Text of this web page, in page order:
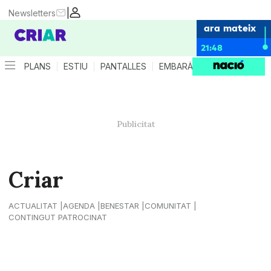
|
Newsletters
ara mateix
21:48
PLANS ESTIU PANTALLES EMBARÀS CRIANÇA
Criar
ACTUALITAT AGENDA BENESTAR
COMUNITAT
CONTINGUT PATROCINAT